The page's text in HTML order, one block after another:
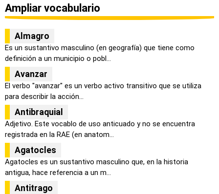
Ampliar vocabulario
Almagro
Es un sustantivo masculino (en geografía) que tiene como
definición a un municipio o pobl...
Avanzar
El verbo "avanzar" es un verbo activo transitivo que se utiliza
para describir la acción...
Antibraquial
Adjetivo. Este vocablo de uso anticuado y no se encuentra
registrada en la RAE (en anatom...
Agatocles
Agatocles es un sustantivo masculino que, en la historia
antigua, hace referencia a un m...
Antitrago